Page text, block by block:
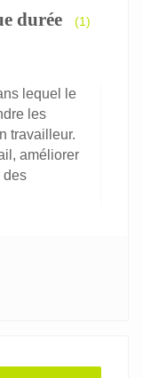
durée
(1)
lequel le
les
travailleur.
améliorer
des